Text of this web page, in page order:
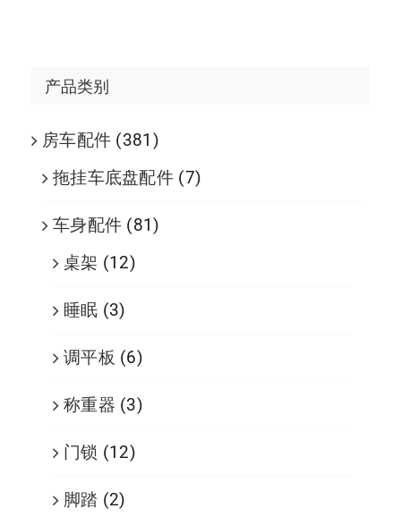
产品类别
房车配件 (381)
拖挂车底盘配件 (7)
车身配件 (81)
桌架 (12)
睡眠 (3)
调平板 (6)
称重器 (3)
门锁 (12)
脚踏 (2)